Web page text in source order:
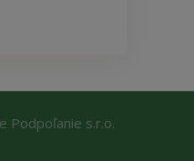
Podpoľanie s.r.o.